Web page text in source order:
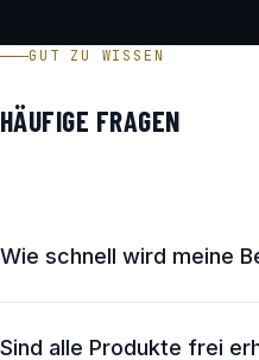
GUT ZU WISSEN
HÄUFIGE FRAGEN
Wie schnell wird meine
Regel innerhalb von 1–2
Sind alle Produkte frei